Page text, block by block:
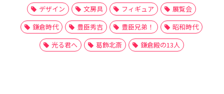
デザイン
文房具 フィギュア
展覧会
鎌倉時代
豊臣秀吉 豊臣兄弟！
昭和時代
光る君へ
葛飾北斎 鎌倉殿の13人